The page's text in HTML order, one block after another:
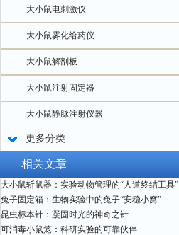
大小鼠电刺激仪
大小鼠雾化给药仪
大小鼠解剖板
大小鼠注射固定器
大小鼠静脉注射仪器
更多分类
相关文章
大小鼠斩鼠器：实验动物管理的“人道终结工具”
兔子固定箱：生物实验中的兔子“安稳小窝”
昆虫标本针：凝固时光的神奇之针
可消毒小鼠笼：科研实验的可靠伙伴